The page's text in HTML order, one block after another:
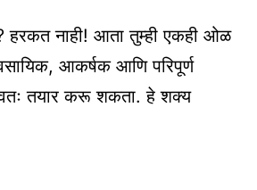
हरकत नाही! आता तुम्ही एकही ओळ
आकर्षक आणि परिपूर्ण
तयार करू शकता. हे शक्य